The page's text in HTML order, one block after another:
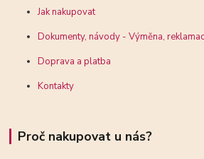
Jak nakupovat
Dokumenty, návody - Výměna,
Doprava a platba
Kontakty
Proč nakupovat u nás?